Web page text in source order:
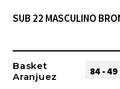
SUB 22 MASCULINO
Basket
Aranjuez
84 - 49